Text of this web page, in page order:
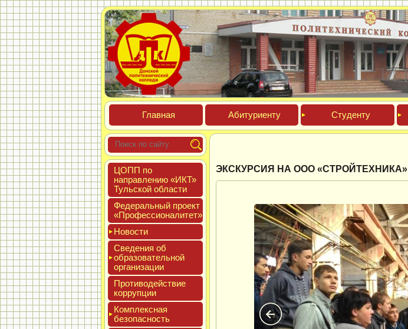
Глав­ная Аби­тури­ен­ту Сту­ден­ту
ЦОПП по
нап­равле­нию «ИКТ»
Туль­ской об­ласти
Феде­раль­ный про­ект
«Про­фес­си­она­литет»
Новос­ти
Све­дения об
об­ра­зова­тель­ной
ор­га­низа­ции
Про­тиво­дей­ствие
кор­рупции
Ком­плексная
бе­зопас­ность
ЭКСКУРСИЯ НА ООО «СТРОЙТЕХНИКА»